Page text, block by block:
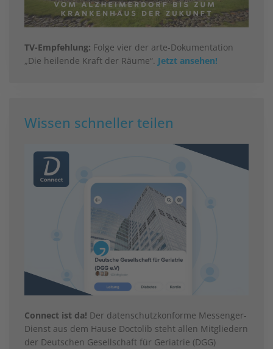
TV-Empfehlung: Folge vier der arte-Dokumentation
„Die heilende Kraft der Räume“. Jetzt ansehen!
Wissen schneller teilen
Connect ist da! Der datenschutzkonforme Messenger-
Dienst aus dem Hause Doctolib steht allen Mitgliedern
der Deutschen Gesellschaft für Geriatrie (DGG)